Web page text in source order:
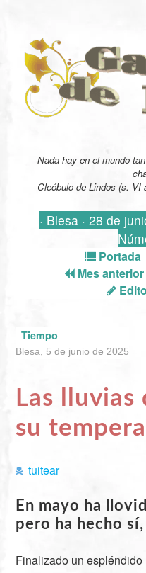
Nada hay en el mundo
Cleóbulo de Lindos (s.
· Blesa · 28 de
Portada
Mes anterior
Tiempo
Blesa, 5 de junio de 2025
Las lluvias
su
tuitear
En mayo ha
pero ha hecho
Finalizado un